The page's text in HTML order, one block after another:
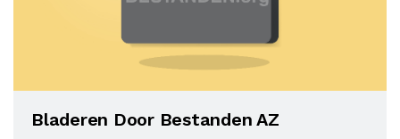
Bladeren Door Bestanden AZ